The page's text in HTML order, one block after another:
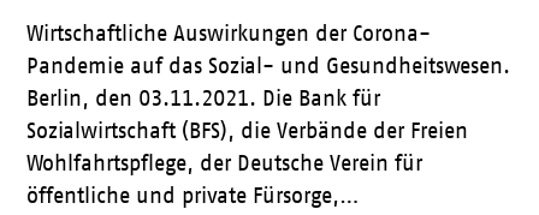
Wirtschaftliche Auswirkungen der Corona-
Pandemie auf das Sozial- und Gesundheitswesen.
Berlin, den 03.11.2021. Die Bank für
Sozialwirtschaft (BFS), die Verbände der Freien
Wohlfahrtspflege, der Deutsche Verein für
öffentliche und private Fürsorge,…